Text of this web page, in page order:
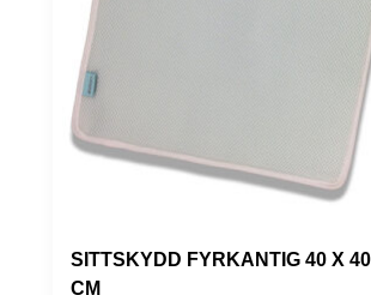
SITTSKYDD FYRKANTIG 40 X 40
CM